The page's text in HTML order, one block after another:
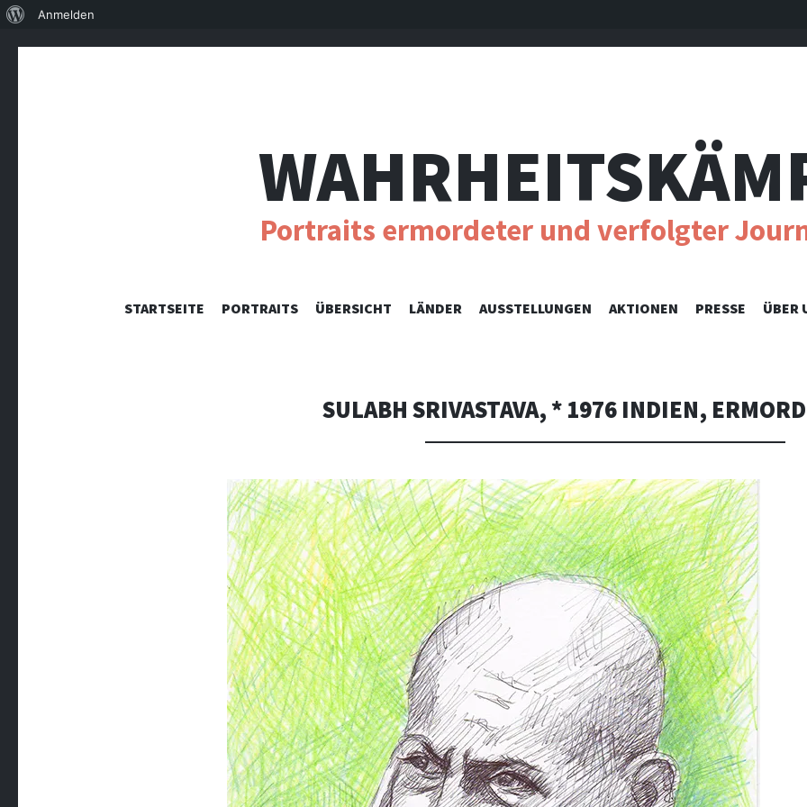
Portraits ermordeter und verfolgter
SKIP
STARTSEITE PORTRAITS ÜBERSICHT LÄNDER AUSSTELLUNGEN AKTIONEN PRESSE ÜBER
SULABH SRIVASTAVA, * 1976 INDIEN,
Über
Anmelden